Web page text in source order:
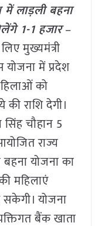
में लाड़ली बहना
1-1 हजार–
मुख्यमंत्री
में प्रदेश
को
की राशि देगी।
सिंह चौहान 5
राज्य
योजना का
महिलाएं
योजना
बैंक खाता